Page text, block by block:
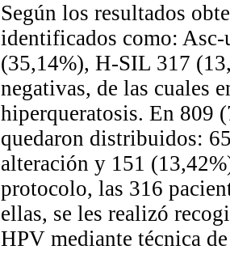
Según los resultados
identificados como:
(35,14%), H-SIL 317
negativas, de las cuales
hiperqueratosis. En 809
quedaron distribuidos:
alteración y 151
protocolo, las 316
ellas, se les realizó
HPV mediante técnica